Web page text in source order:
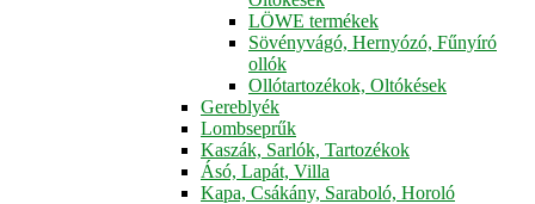
LÖWE termékek
Sövényvágó, Hernyózó, Fűnyíró
ollók
Ollótartozékok, Oltókések
Gereblyék
Lombseprűk
Kaszák, Sarlók, Tartozékok
Ásó, Lapát, Villa
Kapa, Csákány, Saraboló, Horoló